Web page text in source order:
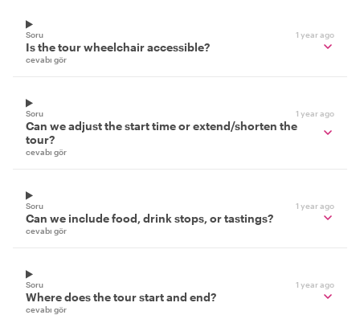
Soru 1 year ago
Is the tour wheelchair accessible?
cevabı gör
Soru 1 year ago
Can we adjust the start time or extend/shorten the
tour?
cevabı gör
Soru 1 year ago
Can we include food, drink stops, or tastings?
cevabı gör
Soru 1 year ago
Where does the tour start and end?
cevabı gör